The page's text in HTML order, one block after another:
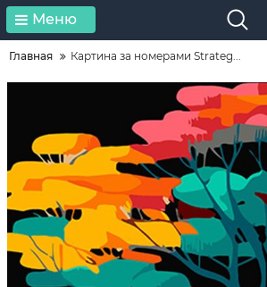
Меню
Главная Картина за номерами Strateg...